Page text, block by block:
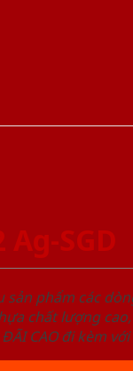
SGD
phẩm các
chất lượng
CAO đi kèm